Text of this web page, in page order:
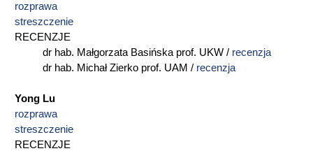
rozprawa
streszczenie
RECENZJE
dr hab. Małgorzata Basińska prof. UKW / recenzja
dr hab. Michał Zierko prof. UAM / recenzja
Yong Lu
rozprawa
streszczenie
RECENZJE